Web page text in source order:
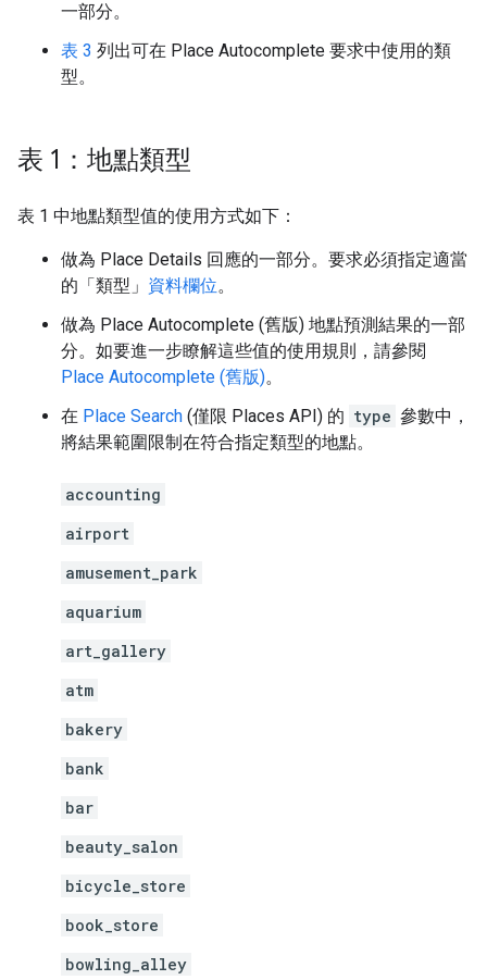
一部分。
表 3 列出可在 Place Autocomplete 要求中使用的類
型。
表 1：地點類型
表 1 中地點類型值的使用方式如下：
做為 Place Details 回應的一部分。要求必須指定適當
的「類型」 資料欄位。
做為 Place Autocomplete (舊版) 地點預測結果的一部
分。如要進一步瞭解這些值的使用規則，請參閱
Place Autocomplete (舊版)。
在 Place Search (僅限 Places API) 的 type 參數中，
將結果範圍限制在符合指定類型的地點。
accounting
airport
amusement_park
aquarium
art_gallery
atm
bakery
bank
bar
beauty_salon
bicycle_store
book_store
bowling_alley